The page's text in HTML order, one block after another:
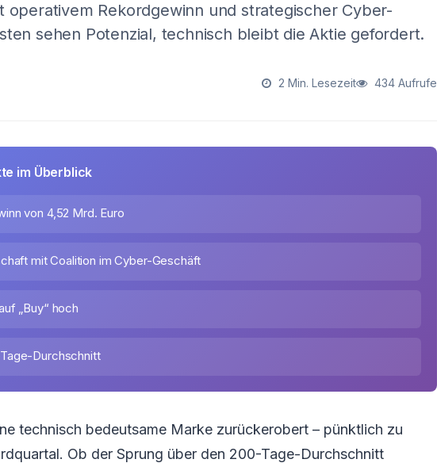
operativem Rekordgewinn und strategischer Cyber-
sehen Potenzial, technisch bleibt die Aktie gefordert.
2 Min. Lesezeit 434 Aufrufe
im Überblick
von 4,52 Mrd. Euro
mit Coalition im Cyber-Geschäft
„Buy“ hoch
Durchschnitt
technisch bedeutsame Marke zurückerobert – pünktlich zu
Ob der Sprung über den 200-Tage-Durchschnitt